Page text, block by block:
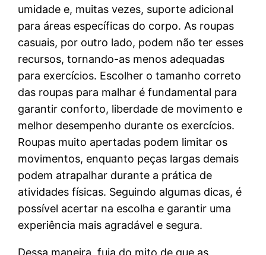
umidade e, muitas vezes, suporte adicional
para áreas específicas do corpo. As roupas
casuais, por outro lado, podem não ter esses
recursos, tornando-as menos adequadas
para exercícios. Escolher o tamanho correto
das roupas para malhar é fundamental para
garantir conforto, liberdade de movimento e
melhor desempenho durante os exercícios.
Roupas muito apertadas podem limitar os
movimentos, enquanto peças largas demais
podem atrapalhar durante a prática de
atividades físicas. Seguindo algumas dicas, é
possível acertar na escolha e garantir uma
experiência mais agradável e segura.
Dessa maneira, fuja do mito de que as